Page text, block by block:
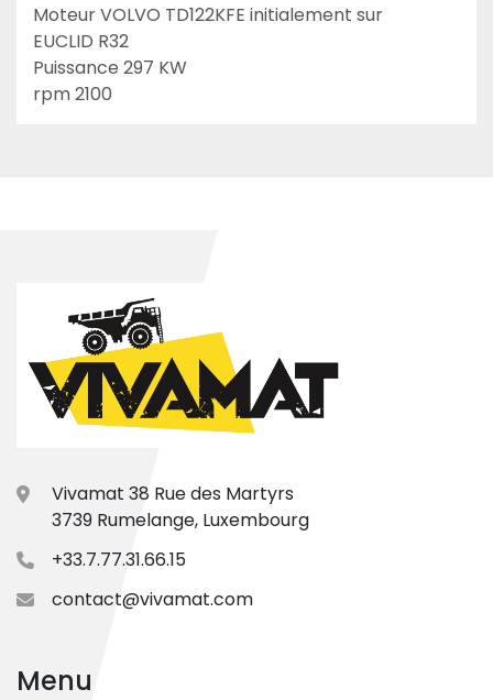
Moteur VOLVO TD122KFE initialement sur
EUCLID R32
Puissance 297 KW
rpm 2100
Vivamat 38 Rue des Martyrs
3739 Rumelange, Luxembourg
+33.7.77.31.66.15
contact@vivamat.com
Menu